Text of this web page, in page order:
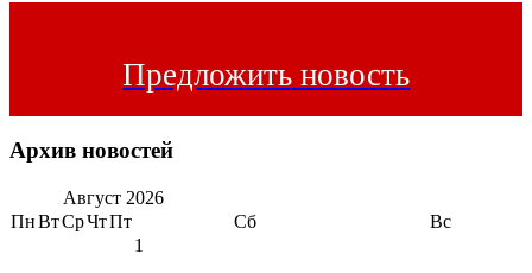
Предложить новость
Архив новостей
Август 2026
ПнВтСрЧтПт Сб Вс
1